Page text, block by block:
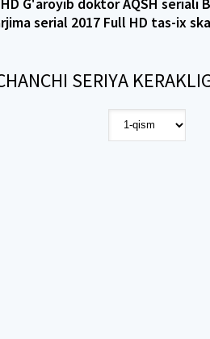
serial 2017 Full HD tas-ix
SERIYA